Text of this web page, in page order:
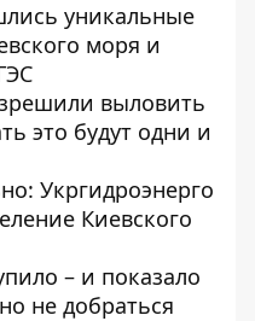
уникальные
моря и
выловить
это будут одни и
Укргидроэнерго
Киевского
– и показало
не добраться